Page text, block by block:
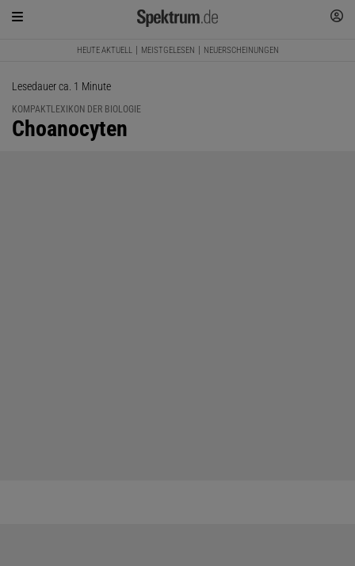
HEUTE AKTUELL MEISTGELESEN NEUERSCHEINUNGEN
Lesedauer ca. 1 Minute
KOMPAKTLEXIKON DER BIOLOGIE
:
Choanocyten